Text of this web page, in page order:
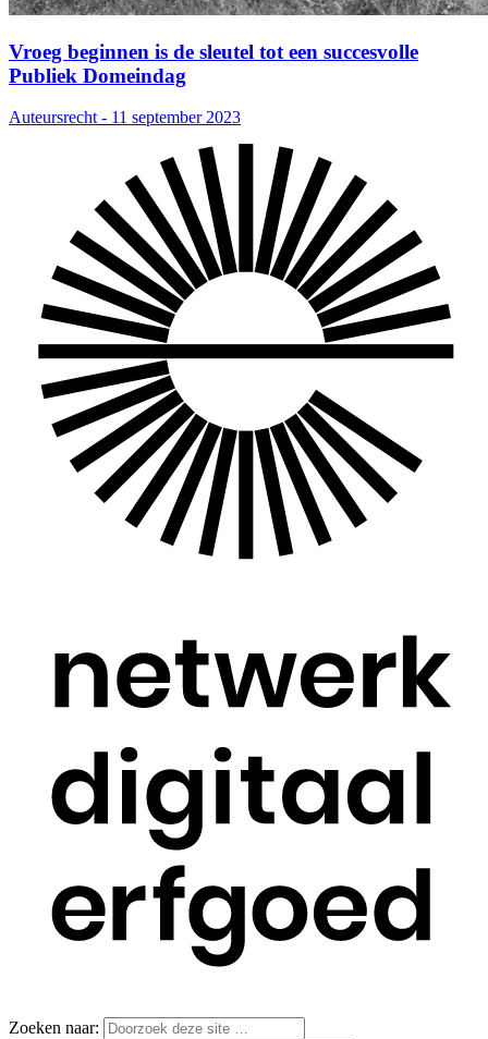
Vroeg beginnen is de sleutel tot een succesvolle
Publiek Domeindag
Auteursrecht - 11 september 2023
Zoeken naar: